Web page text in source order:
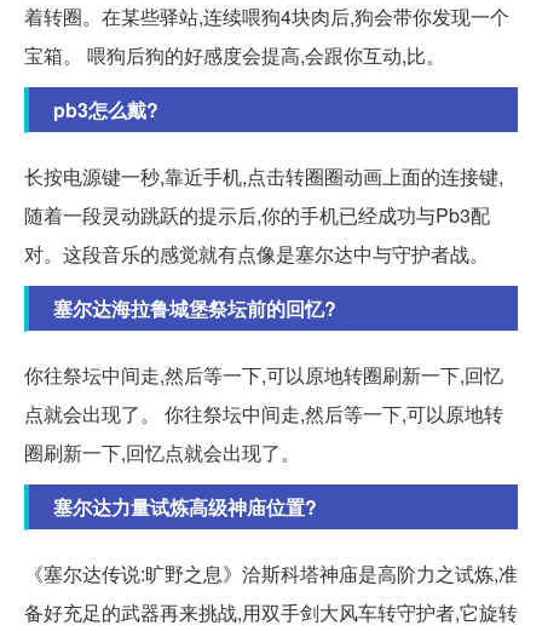
着转圈。在某些驿站,连续喂狗4块肉后,狗会带你发现一个
宝箱。 喂狗后狗的好感度会提高,会跟你互动,比。
pb3怎么戴?
长按电源键一秒,靠近手机,点击转圈圈动画上面的连接键,
随着一段灵动跳跃的提示后,你的手机已经成功与Pb3配
对。这段音乐的感觉就有点像是塞尔达中与守护者战。
塞尔达海拉鲁城堡祭坛前的回忆?
你往祭坛中间走,然后等一下,可以原地转圈刷新一下,回忆
点就会出现了。 你往祭坛中间走,然后等一下,可以原地转
圈刷新一下,回忆点就会出现了。
塞尔达力量试炼高级神庙位置?
《塞尔达传说:旷野之息》洽斯科塔神庙是高阶力之试炼,准
备好充足的武器再来挑战,用双手剑大风车转守护者,它旋转